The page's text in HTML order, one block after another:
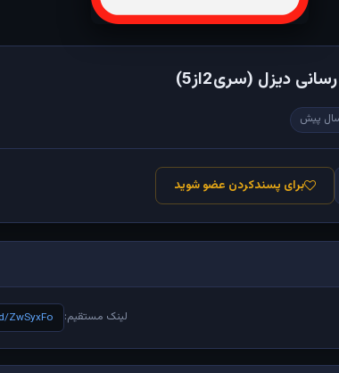
دیزل (سری2از5)
برای پسندکردن عضو شوید
لینک مستقیم: ZwSyxFo